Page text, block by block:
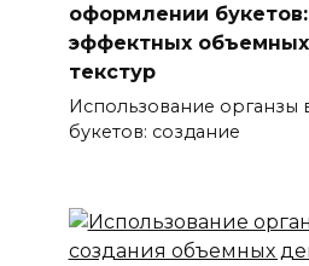
оформлении
эффектных объемных
текстур
Использование
букетов: создание